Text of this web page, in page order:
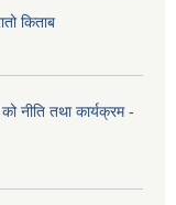
किताब
नीति तथा कार्यक्रम -